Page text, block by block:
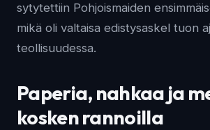
sytytettiin Pohjoismaiden
mikä oli valtaisa edistysaskel tuon
teollisuudessa.
Paperia, nahkaa ja
kosken rannoilla